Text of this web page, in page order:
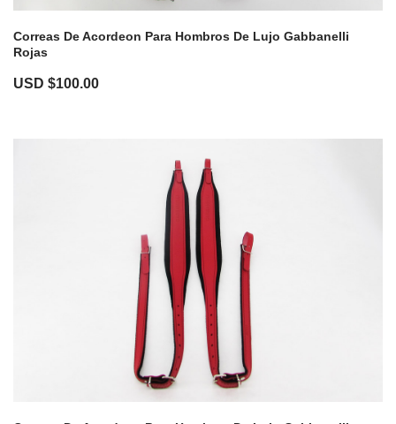
Correas De Acordeon Para Hombros De Lujo Gabbanelli
Rojas
USD $100.00